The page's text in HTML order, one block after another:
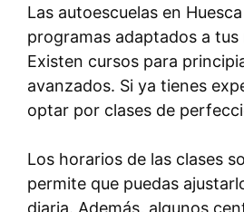
Las autoescuelas en
programas adaptados a tus
Existen cursos para
avanzados. Si ya tienes
optar por clases de
Los horarios de las clases
permite que puedas